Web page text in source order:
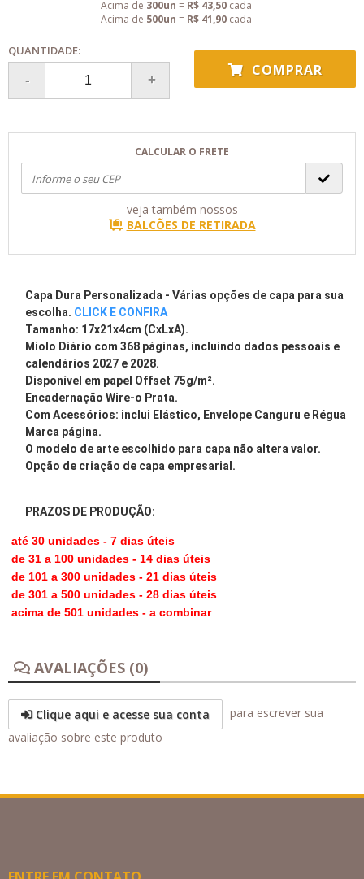
Acima de 300un = R$ 43,50 cada
Acima de 500un = R$ 41,90 cada
QUANTIDADE:
COMPRAR
CALCULAR O FRETE
veja também nossos
BALCÕES DE RETIRADA
Capa Dura Personalizada - Várias opções de capa para sua
escolha. CLICK E CONFIRA
Tamanho: 17x21x4cm (CxLxA).
Miolo Diário com 368 páginas, incluindo dados pessoais e
calendários 2027 e 2028.
Disponível em papel Offset 75g/m².
Encadernação Wire-o Prata.
Com Acessórios: inclui Elástico, Envelope Canguru e Régua
Marca página.
O modelo de arte escolhido para capa não altera valor.
Opção de criação de capa empresarial.
PRAZOS DE PRODUÇÃO:
até 30 unidades - 7 dias úteis
de 31 a 100 unidades - 14 dias úteis
de 101 a 300 unidades - 21 dias úteis
de 301 a 500 unidades - 28 dias úteis
acima de 501 unidades - a combinar
AVALIAÇÕES (0)
Clique aqui e acesse sua conta
para escrever sua
avaliação sobre este produto